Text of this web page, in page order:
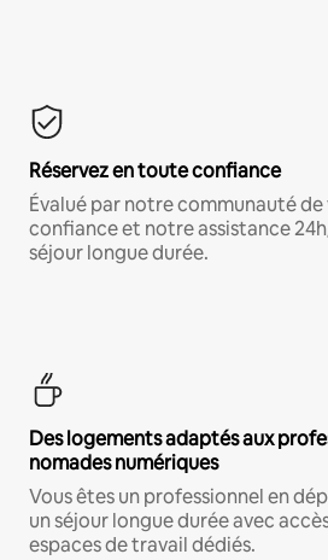
Réservez en toute confiance
Évalué par notre communauté
confiance et notre assistance
séjour longue durée.
Des logements adaptés aux
nomades numériques
Vous êtes un professionnel en
un séjour longue durée avec
espaces de travail dédiés.